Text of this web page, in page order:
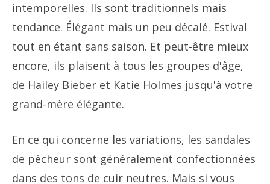
intemporelles. Ils sont traditionnels mais
tendance. Élégant mais un peu décalé. Estival
tout en étant sans saison. Et peut-être mieux
encore, ils plaisent à tous les groupes d'âge,
de Hailey Bieber et Katie Holmes jusqu'à votre
grand-mère élégante.
En ce qui concerne les variations, les sandales
de pêcheur sont généralement confectionnées
dans des tons de cuir neutres. Mais si vous